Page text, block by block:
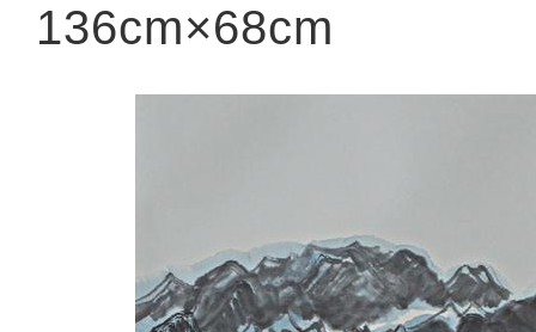
136cm×68cm